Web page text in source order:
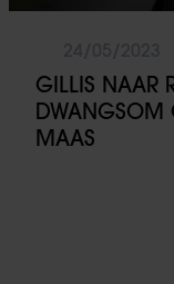
GILLIS NAAR
DWANGSOM
MAAS